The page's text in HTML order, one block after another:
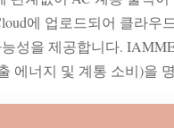
에 업로드되어 클라
성을 제공합니다.
에너지 및 계통 소비)을